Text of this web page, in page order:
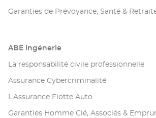
Garanties de Prévoyance, Santé &
ABE Ingénerie
La responsabilité civile professionnelle
Assurance Cybercriminalité
L'Assurance Flotte Auto
Garanties Homme Clé, Associés &